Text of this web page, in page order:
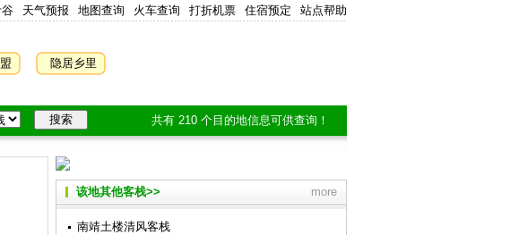
谷 天气预报 地图查询 火车查询 打折机票 住宿预定 站点帮助
隐居乡里
共有 210 个目的地信息可供查询！
more
该地其他客栈>>
南靖土楼清风客栈